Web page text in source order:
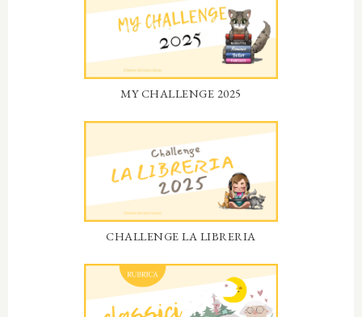
MY CHALLENGE 2025
CHALLENGE LA LIBRERIA